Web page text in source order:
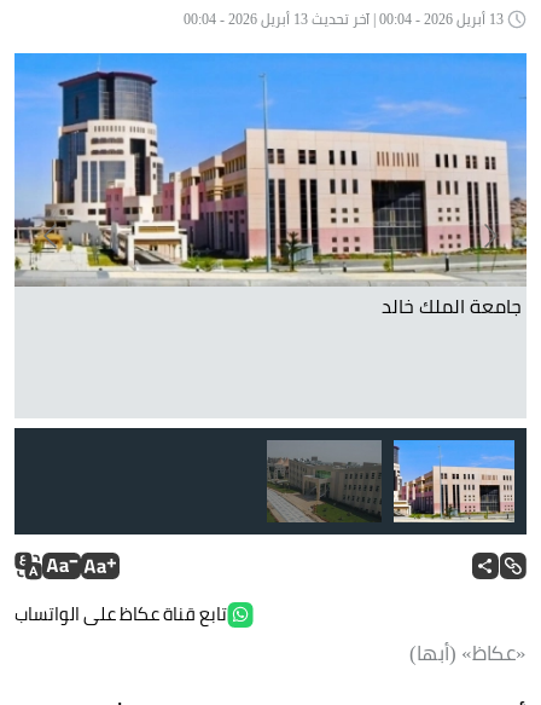
جامعة الملك خالد
تابع قناة عكاظ على الواتساب
«عكاظ» (أبها)